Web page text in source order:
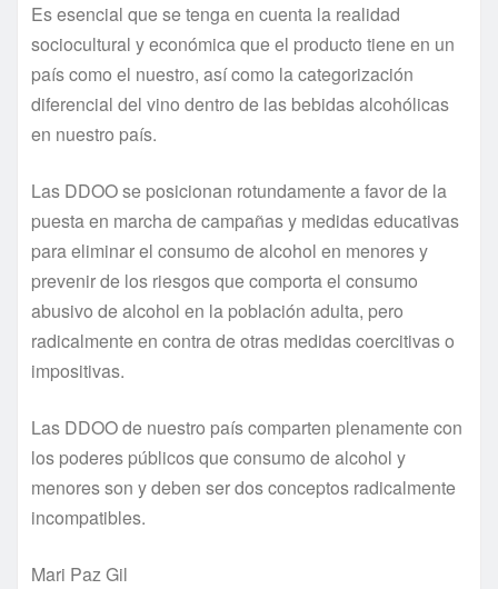
Es esencial que se tenga en cuenta la realidad
sociocultural y económica que el producto tiene en un
país como el nuestro, así como la categorización
diferencial del vino dentro de las bebidas alcohólicas
en nuestro país.
Las DDOO se posicionan rotundamente a favor de la
puesta en marcha de campañas y medidas educativas
para eliminar el consumo de alcohol en menores y
prevenir de los riesgos que comporta el consumo
abusivo de alcohol en la población adulta, pero
radicalmente en contra de otras medidas coercitivas o
impositivas.
Las DDOO de nuestro país comparten plenamente con
los poderes públicos que consumo de alcohol y
menores son y deben ser dos conceptos radicalmente
incompatibles.
Mari Paz Gil